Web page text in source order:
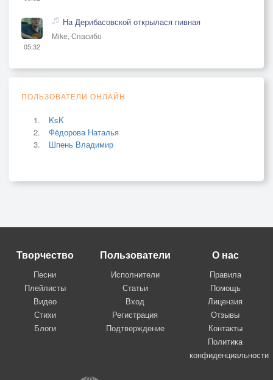
05:32
На Дерибасовской открылася пивная
Mike, Спасибо
ПОЛЬЗОВАТЕЛИ ОНЛАЙН
KsK
Фёдорова Наталья
Шпень Владимир
Творчество
Песни
Плейлисты
Видео
Стихи
Блоги
Пользователи
Исполнители
Статьи
Вход
Регистрация
Подтверждение
О нас
Правила
Помощь
Лицензия
Отзывы
Контакты
Политика
конфиденциальности